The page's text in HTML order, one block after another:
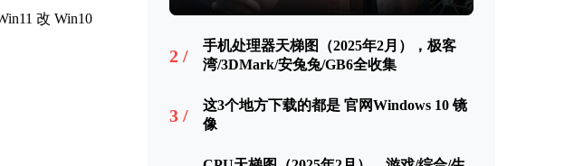
改 Win10
2 /
手机处理器天梯图（2025年2月），极客
湾/3DMark/安兔兔/GB6全收集
3 /
这3个地方下载的都是 官网Windows 10 镜
像